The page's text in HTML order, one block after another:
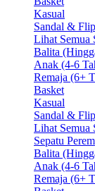
Kasual
Sandal &
Lihat Semua
Balita
Anak (4-6
Remaja (6+
Basket
Kasual
Sandal &
Lihat Semua
Sepatu
Balita
Anak (4-6
Remaja (6+